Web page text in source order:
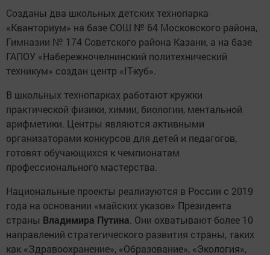
Созданы два школьных детских технопарка
«Кванториум» на базе СОШ № 64 Московского района,
Гимназии № 174 Советского района Казани, а на базе
ГАПОУ «Набережночелнинский политехнический
техникум» создан центр «IT-куб».
В школьных технопарках работают кружки
практической физики, химии, биологии, ментальной
арифметики. Центры являются активными
организаторами конкурсов для детей и педагогов,
готовят обучающихся к чемпионатам
профессионального мастерства.
Национальные проекты реализуются в России с 2019
года на основании «майских указов» Президента
страны Владимира Путина. Они охватывают более 10
направлений стратегического развития страны, таких
как «Здравоохранение», «Образование», «Экология»,